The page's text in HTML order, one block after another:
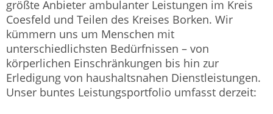
größte Anbieter ambulanter Leistungen im Kreis
Coesfeld und Teilen des Kreises Borken. Wir
kümmern uns um Menschen mit
unterschiedlichsten Bedürfnissen – von
körperlichen Einschränkungen bis hin zur
Erledigung von haushaltsnahen Dienstleistungen.
Unser buntes Leistungsportfolio umfasst derzeit: